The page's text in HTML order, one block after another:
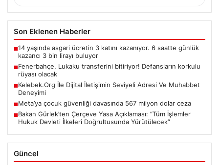
Son Eklenen Haberler
■14 yaşında asgari ücretin 3 katını kazanıyor. 6 saatte günlük
kazancı 3 bin lirayı buluyor
■Fenerbahçe, Lukaku transferini bitiriyor! Defansların korkulu
rüyası olacak
■Kelebek.Org İle Dijital İletişimin Seviyeli Adresi Ve Muhabbet
Deneyimi
■Meta’ya çocuk güvenliği davasında 567 milyon dolar ceza
■Bakan Gürlek’ten Çerçeve Yasa Açıklaması: “Tüm İşlemler
Hukuk Devleti İlkeleri Doğrultusunda Yürütülecek”
Güncel